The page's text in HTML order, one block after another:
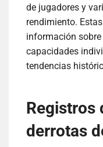
de jugadores y
rendimiento.
información
capacidades
tendencias
Registros
derrotas